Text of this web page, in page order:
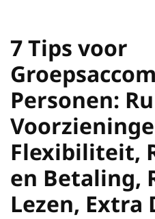
7 Tips voor
Personen:
Flexibiliteit,
en Betaling,
Lezen, Extra